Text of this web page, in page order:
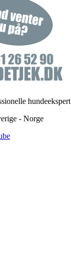
hundeekspert
- Norge